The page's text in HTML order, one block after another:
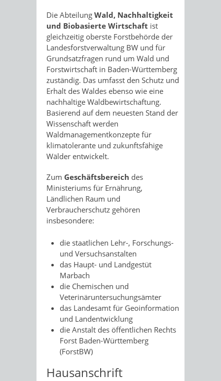
Die Abteilung Wald, Nachhaltigkeit
und Biobasierte Wirtschaft ist
gleichzeitig oberste Forstbehörde der
Landesforstverwaltung BW und für
Grundsatzfragen rund um Wald und
Forstwirtschaft in Baden-Württemberg
zuständig. Das umfasst den Schutz und
Erhalt des Waldes ebenso wie eine
nachhaltige Waldbewirtschaftung.
Basierend auf dem neuesten Stand der
Wissenschaft werden
Waldmanagementkonzepte für
klimatolerante und zukunftsfähige
Wälder entwickelt.
Zum Geschäftsbereich des
Ministeriums für Ernährung,
Ländlichen Raum und
Verbraucherschutz gehören
insbesondere:
die staatlichen Lehr-, Forschungs-
und Versuchsanstalten
das Haupt- und Landgestüt
Marbach
die Chemischen und
Veterinäruntersuchungsämter
das Landesamt für Geoinformation
und Landentwicklung
die Anstalt des öffentlichen Rechts
Forst Baden-Württemberg
(ForstBW)
Hausanschrift